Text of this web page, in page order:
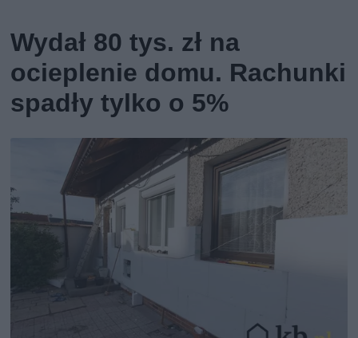
Wydał 80 tys. zł na
ocieplenie domu. Rachunki
spadły tylko o 5%